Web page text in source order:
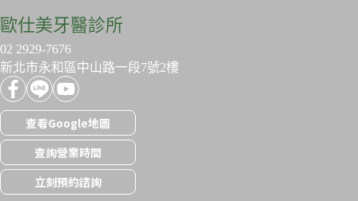
歐仕美牙醫診所
02 2929-7676
新北市永和區中山路一段7號2樓
查看Google地圖
查詢營業時間
立刻預約諮詢